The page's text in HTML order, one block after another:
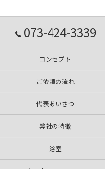
073-424-3339
コンセプト
ご依頼の流れ
代表あいさつ
弊社の特徴
浴室